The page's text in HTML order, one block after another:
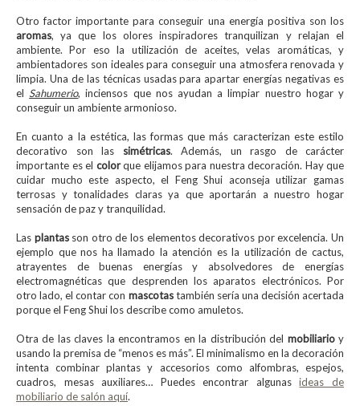
Otro factor importante para conseguir una energía positiva son los
aromas, ya que los olores inspiradores tranquilizan y relajan el
ambiente. Por eso la utilización de aceites, velas aromáticas, y
ambientadores son ideales para conseguir una atmosfera renovada y
limpia. Una de las técnicas usadas para apartar energías negativas es
el Sahumerio, inciensos que nos ayudan a limpiar nuestro hogar y
conseguir un ambiente armonioso.
En cuanto a la estética, las formas que más caracterizan este estilo
decorativo son las simétricas. Además, un rasgo de carácter
importante es el colorque elijamos para nuestra decoración. Hay que
cuidar mucho este aspecto, el Feng Shui aconseja utilizar gamas
terrosas y tonalidades claras ya que aportarán a nuestro hogar
sensación de paz y tranquilidad.
Las plantasson otro de los elementos decorativos por excelencia. Un
ejemplo que nos ha llamado la atención es la utilización de cactus,
atrayentes de buenas energías y absolvedores de energías
electromagnéticas que desprenden los aparatos electrónicos. Por
otro lado, el contar con mascotastambién sería una decisión acertada
porque el Feng Shui los describe como amuletos.
Otra de las claves la encontramos en la distribución del mobiliarioy
usando la premisa de “menos es más”. El minimalismo en la decoración
intenta combinar plantas y accesorios como alfombras, espejos,
cuadros, mesas auxiliares… Puedes encontrar algunasideas de
mobiliario de salón aquí.